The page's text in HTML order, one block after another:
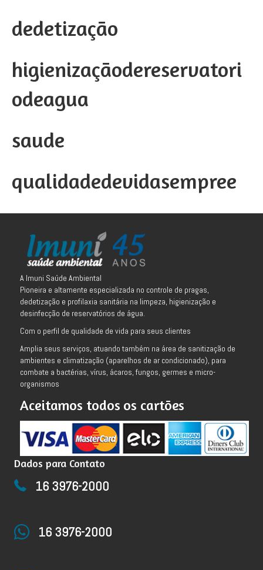
dedetização
higienizaçãodereservatori
odeagua
saude
qualidadedevidasempree
A Imuni Saúde Ambiental
Pioneira e altamente especializada no controle de pragas,
dedetização e profilaxia sanitária na limpeza, higienização e
desinfecção de reservatórios de água.
Com o perfil de qualidade de vida para seus clientes
Amplia seus serviços, atuando também na área de sanitização de
ambientes e climatização (aparelhos de ar condicionado), para
combate a bactérias, vírus, ácaros, fungos, germes e micro-
organismos
Aceitamos todos os cartões
Dados para Contato
16 3976-2000
16 3976-2000